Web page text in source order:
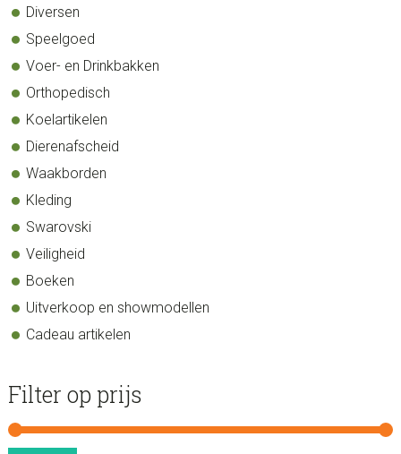
Diversen
Speelgoed
Voer- en Drinkbakken
Orthopedisch
Koelartikelen
Dierenafscheid
Waakborden
Kleding
Swarovski
Veiligheid
Boeken
Uitverkoop en showmodellen
Cadeau artikelen
Filter op prijs